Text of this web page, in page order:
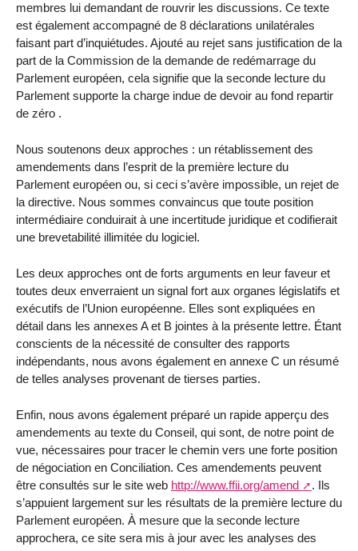
membres lui demandant de rouvrir les discussions. Ce texte
est également accompagné de 8 déclarations unilatérales
faisant part d’inquiétudes. Ajouté au rejet sans justification de la
part de la Commission de la demande de redémarrage du
Parlement européen, cela signifie que la seconde lecture du
Parlement supporte la charge indue de devoir au fond repartir
de zéro .
Nous soutenons deux approches : un rétablissement des
amendements dans l’esprit de la première lecture du
Parlement européen ou, si ceci s’avère impossible, un rejet de
la directive. Nous sommes convaincus que toute position
intermédiaire conduirait à une incertitude juridique et codifierait
une brevetabilité illimitée du logiciel.
Les deux approches ont de forts arguments en leur faveur et
toutes deux enverraient un signal fort aux organes législatifs et
exécutifs de l’Union européenne. Elles sont expliquées en
détail dans les annexes A et B jointes à la présente lettre. Étant
conscients de la nécessité de consulter des rapports
indépendants, nous avons également en annexe C un résumé
de telles analyses provenant de tierses parties.
Enfin, nous avons également préparé un rapide apperçu des
amendements au texte du Conseil, qui sont, de notre point de
vue, nécessaires pour tracer le chemin vers une forte position
de négociation en Conciliation. Ces amendements peuvent
être consultés sur le site web http://www.ffii.org/amend
. Ils
s’appuient largement sur les résultats de la première lecture du
Parlement européen. À mesure que la seconde lecture
approchera, ce site sera mis à jour avec les analyses des